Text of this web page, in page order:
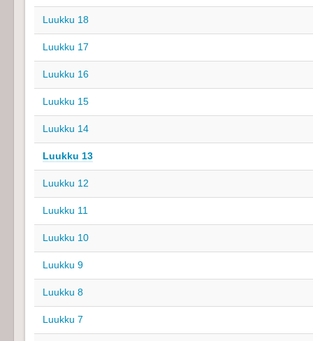
Luukku 18
Luukku 17
Luukku 16
Luukku 15
Luukku 14
Luukku 13
Luukku 12
Luukku 11
Luukku 10
Luukku 9
Luukku 8
Luukku 7